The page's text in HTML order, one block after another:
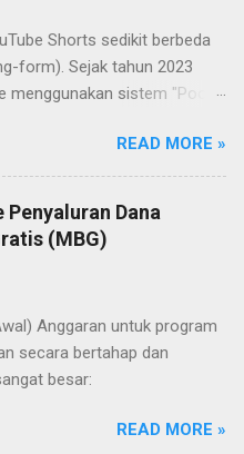
Shorts sedikit berbeda
form). Sejak tahun 2023
menggunakan sistem "Pool
READ MORE »
Dana
(MBG)
Anggaran untuk program
secara bertahap dan
besar:
READ MORE »